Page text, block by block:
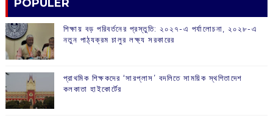
POPULER
শিক্ষায় বড় পরিবর্তনের প্রস্তুতি: ২০২৭-এ পর্যালোচনা, ২০২৮-এ
নতুন পাঠ্যক্রম চালুর লক্ষ্য সরকারের
প্রাথমিক শিক্ষকদের ‘সারপ্লাস’ বদলিতে সাময়িক স্থগিতাদেশ
কলকাতা হাইকোর্টের